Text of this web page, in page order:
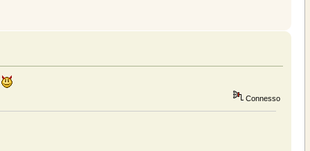
Connesso